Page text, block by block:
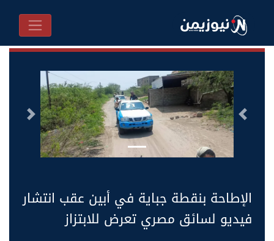
السابق التالى
الإطاحة بنقطة جباية في أبين عقب انتشار
فيديو لسائق مصري تعرض للابتزاز